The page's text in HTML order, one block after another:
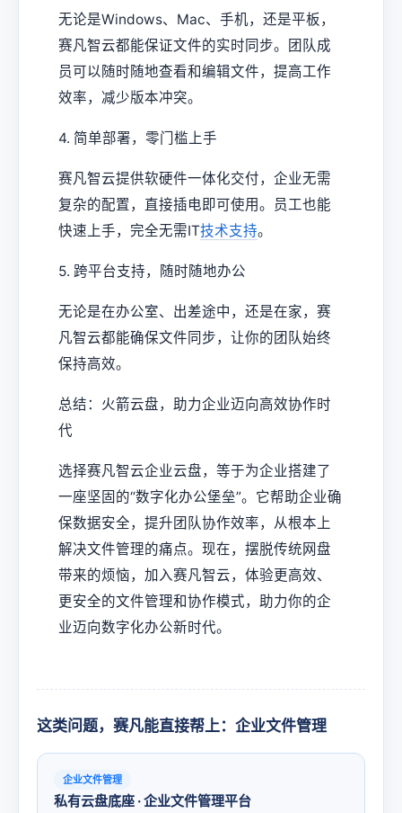
无论是Windows、Mac、手机，还是平板，
赛凡智云都能保证文件的实时同步。团队成
员可以随时随地查看和编辑文件，提高工作
效率，减少版本冲突。
4. 简单部署，零门槛上手
赛凡智云提供软硬件一体化交付，企业无需
复杂的配置，直接插电即可使用。员工也能
快速上手，完全无需IT技术支持。
5. 跨平台支持，随时随地办公
无论是在办公室、出差途中，还是在家，赛
凡智云都能确保文件同步，让你的团队始终
保持高效。
总结：火箭云盘，助力企业迈向高效协作时
代
选择赛凡智云企业云盘，等于为企业搭建了
一座坚固的“数字化办公堡垒”。它帮助企业确
保数据安全，提升团队协作效率，从根本上
解决文件管理的痛点。现在，摆脱传统网盘
带来的烦恼，加入赛凡智云，体验更高效、
更安全的文件管理和协作模式，助力你的企
业迈向数字化办公新时代。
这类问题，赛凡能直接帮上：企业文件管理
企业文件管理
私有云盘底座 · 企业文件管理平台